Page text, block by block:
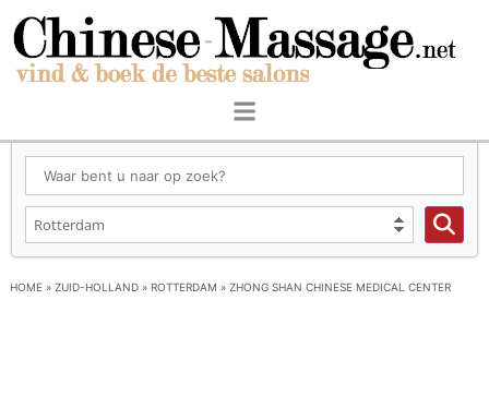
HOME » ZUID-HOLLAND » ROTTERDAM » ZHONG SHAN CHINESE MEDICAL CENTER